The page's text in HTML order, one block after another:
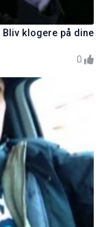
klogere på dine
0